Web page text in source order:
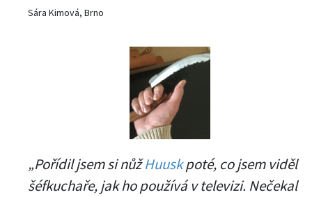
Sára Kimová, Brno
„Pořídil jsem si nůžHuuskpoté, co jsem viděl
šéfkuchaře, jak ho používá v televizi. Nečekal